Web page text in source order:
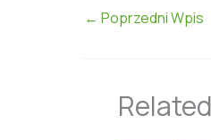
← Poprzedni Wpis